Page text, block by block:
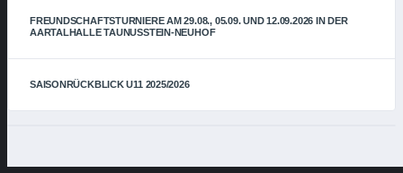
FREUNDSCHAFTSTURNIERE AM 29.08., 05.09. UND 12.09.2026 IN DER
AARTALHALLE TAUNUSSTEIN-NEUHOF
SAISONRÜCKBLICK U11 2025/2026